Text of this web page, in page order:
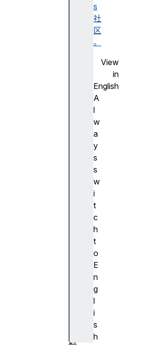
s
社
区
。
View
in
English
A
l
w
a
y
s
s
w
i
t
c
h
t
o
E
n
g
l
i
s
h
透